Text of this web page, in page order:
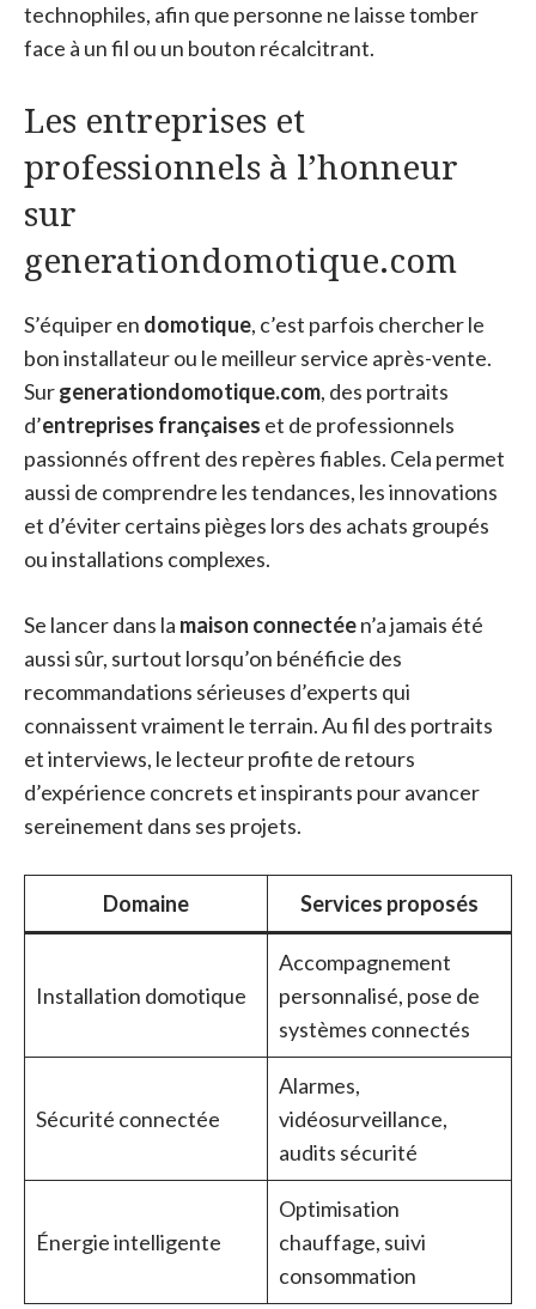
technophiles, afin que personne ne laisse tomber
face à un fil ou un bouton récalcitrant.
Les entreprises et
professionnels à l’honneur
sur
generationdomotique.com
S’équiper en domotique, c’est parfois chercher le
bon installateur ou le meilleur service après-vente.
Surgenerationdomotique.com, des portraits
d’entreprises françaises et de professionnels
passionnés offrent des repères fiables. Cela permet
aussi de comprendre les tendances, les innovations
et d’éviter certains pièges lors des achats groupés
ou installations complexes.
Se lancer dans la maison connectéen’a jamais été
aussi sûr, surtout lorsqu’on bénéficie des
recommandations sérieuses d’experts qui
connaissent vraiment le terrain. Au fil des portraits
et interviews, le lecteur profite de retours
d’expérience concrets et inspirants pour avancer
sereinement dans ses projets.
Domaine Services proposés
Installation domotique
Accompagnement
personnalisé, pose de
systèmes connectés
Sécurité connectée
Alarmes,
vidéosurveillance,
audits sécurité
Énergie intelligente
Optimisation
chauffage, suivi
consommation